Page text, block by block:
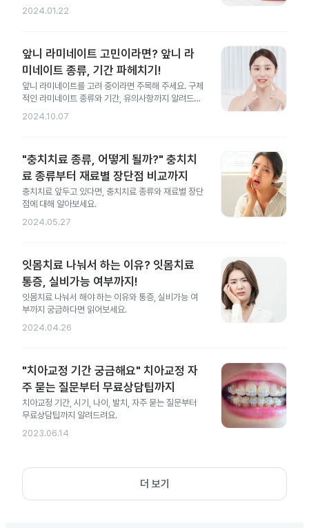
2024.01.22
앞니 라미네이트 고민이라면? 앞니 라
미네이트 종류, 기간 파헤치기!
앞니 라미네이트를 고려 중이라면 주목해 주세요. 구체
적인 라미네이트 종류와 기간, 유의사항까지 알려드릴
게요.
2024.10.07
"충치치료 종류, 어떻게 될까?" 충치치
료 종류부터 재료별 장단점 비교까지
충치치료 앞두고 있다면, 충치치료 종류와 재료별 장단
점에 대해 알아보세요.
2024.05.27
잇몸치료 나눠서 하는 이유? 잇몸치료
통증, 실비가능 여부까지!
잇몸치료 나눠서 해야 하는 이유와 통증, 실비가능 여
부까지 궁금하다면 읽어보세요.
2024.04.26
"치아교정 기간 궁금해요" 치아교정 자
주 묻는 질문부터 무료상담팁까지
치아교정 기간, 시기, 나이, 발치, 자주 묻는 질문부터
무료상담팁까지 알려드려요.
2023.06.14
더 보기